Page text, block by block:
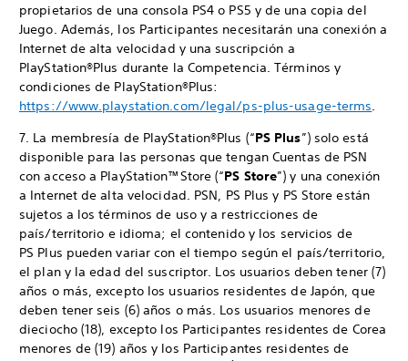
propietarios de una consola PS4 o PS5 y de una copia del
Juego. Además, los Participantes necesitarán una conexión a
Internet de alta velocidad y una suscripción a
PlayStation®Plus durante la Competencia. Términos y
condiciones de PlayStation®Plus:
https://www.playstation.com/legal/ps-plus-usage-terms.
7. La membresía de PlayStation®Plus (“PS Plus”) solo está
disponible para las personas que tengan Cuentas de PSN
con acceso a PlayStation™Store (“PS Store”) y una conexión
a Internet de alta velocidad. PSN, PS Plus y PS Store están
sujetos a los términos de uso y a restricciones de
país/territorio e idioma; el contenido y los servicios de
PS Plus pueden variar con el tiempo según el país/territorio,
el plan y la edad del suscriptor. Los usuarios deben tener (7)
años o más, excepto los usuarios residentes de Japón, que
deben tener seis (6) años o más. Los usuarios menores de
dieciocho (18), excepto los Participantes residentes de Corea
menores de (19) años y los Participantes residentes de